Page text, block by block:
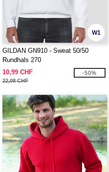
W1
GILDAN GN910 - Sweat 50/50
Rundhals 270
10,99 CHF
22,08 CHF
-50%